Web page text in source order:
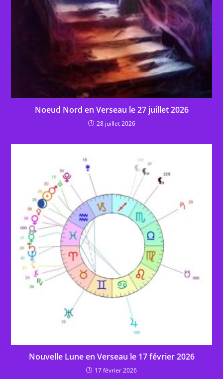
Noeud Nord en Verseau le 27 juillet 2026
28 juillet 2026
Nouvelle Lune en Verseau le 17 février 2026
17 février 2026